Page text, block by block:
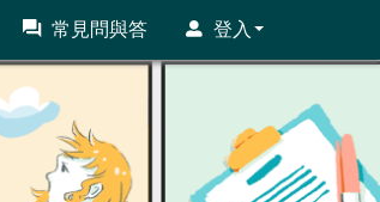
常見問與答 登入